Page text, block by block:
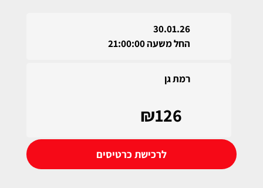
30.01.26
החל משעה 21:00:00
רמת גן
₪126
לרכישת כרטיסים